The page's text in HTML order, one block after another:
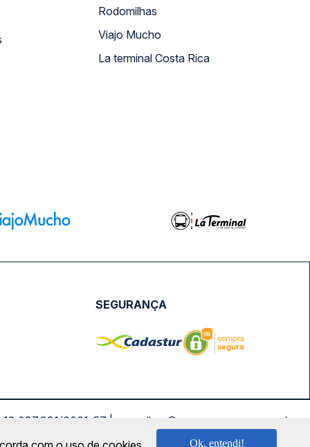
Rodomilhas
Viajo Mucho
La terminal Costa Rica
SEGURANÇA
0001-57 | saconibus@queropassagem.com.br
Ok, entendi!